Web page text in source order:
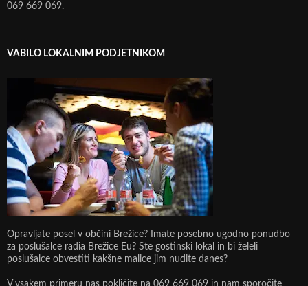
069 669 069.
VABILO LOKALNIM PODJETNIKOM
Opravljate posel v občini Brežice? Imate posebno ugodno ponudbo
za poslušalce radia Brežice Eu? Ste gostinski lokal in bi želeli
poslušalce obvestiti kakšne malice jim nudite danes?
V vsakem primeru nas pokličite na 069 669 069 in nam sporočite